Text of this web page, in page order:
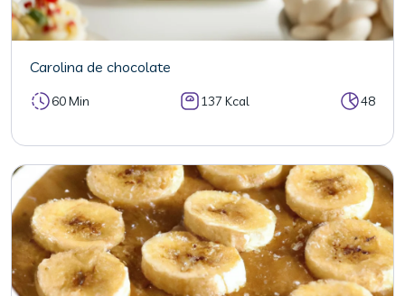
Carolina de chocolate
60 Min 137 Kcal 48